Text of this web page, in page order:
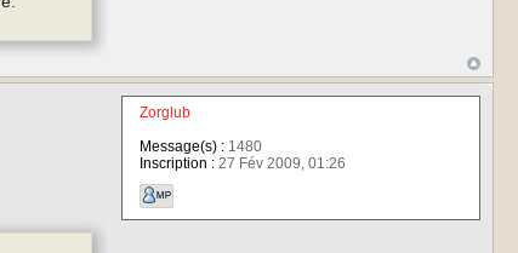
Zorglub
Message(s) :1480
Inscription :27 Fév 2009, 01:26